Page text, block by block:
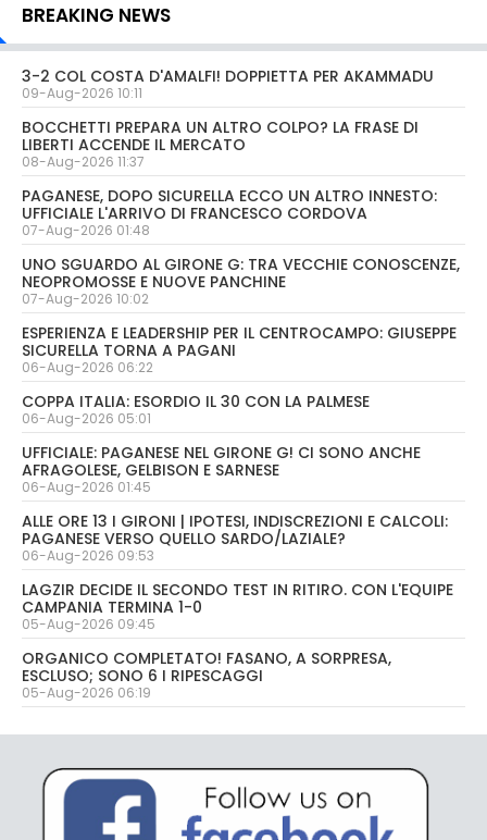
BREAKING NEWS
3-2 COL COSTA D'AMALFI! DOPPIETTA PER AKAMMADU
09-Aug-2026 10:11
BOCCHETTI PREPARA UN ALTRO COLPO? LA FRASE DI
LIBERTI ACCENDE IL MERCATO
08-Aug-2026 11:37
PAGANESE, DOPO SICURELLA ECCO UN ALTRO INNESTO:
UFFICIALE L'ARRIVO DI FRANCESCO CORDOVA
07-Aug-2026 01:48
UNO SGUARDO AL GIRONE G: TRA VECCHIE CONOSCENZE,
NEOPROMOSSE E NUOVE PANCHINE
07-Aug-2026 10:02
ESPERIENZA E LEADERSHIP PER IL CENTROCAMPO: GIUSEPPE
SICURELLA TORNA A PAGANI
06-Aug-2026 06:22
COPPA ITALIA: ESORDIO IL 30 CON LA PALMESE
06-Aug-2026 05:01
UFFICIALE: PAGANESE NEL GIRONE G! CI SONO ANCHE
AFRAGOLESE, GELBISON E SARNESE
06-Aug-2026 01:45
ALLE ORE 13 I GIRONI | IPOTESI, INDISCREZIONI E CALCOLI:
PAGANESE VERSO QUELLO SARDO/LAZIALE?
06-Aug-2026 09:53
LAGZIR DECIDE IL SECONDO TEST IN RITIRO. CON L'EQUIPE
CAMPANIA TERMINA 1-0
05-Aug-2026 09:45
ORGANICO COMPLETATO! FASANO, A SORPRESA,
ESCLUSO; SONO 6 I RIPESCAGGI
05-Aug-2026 06:19